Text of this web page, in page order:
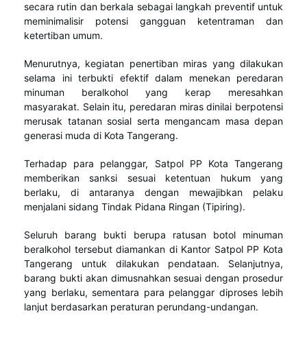
secara rutin dan berkala sebagai langkah preventif untuk
meminimalisir potensi gangguan ketentraman dan
ketertiban umum.
Menurutnya, kegiatan penertiban miras yang dilakukan
selama ini terbukti efektif dalam menekan peredaran
minuman beralkohol yang kerap meresahkan
masyarakat. Selain itu, peredaran miras dinilai berpotensi
merusak tatanan sosial serta mengancam masa depan
generasi muda di Kota Tangerang.
Terhadap para pelanggar, Satpol PP Kota Tangerang
memberikan sanksi sesuai ketentuan hukum yang
berlaku, di antaranya dengan mewajibkan pelaku
menjalani sidang Tindak Pidana Ringan (Tipiring).
Seluruh barang bukti berupa ratusan botol minuman
beralkohol tersebut diamankan di Kantor Satpol PP Kota
Tangerang untuk dilakukan pendataan. Selanjutnya,
barang bukti akan dimusnahkan sesuai dengan prosedur
yang berlaku, sementara para pelanggar diproses lebih
lanjut berdasarkan peraturan perundang-undangan.